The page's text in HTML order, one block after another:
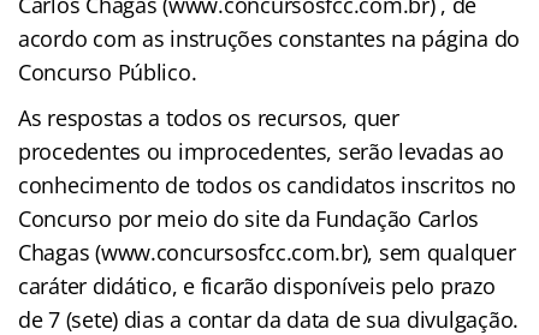
acordo com as instruções constantes na página do
Concurso Público.
As respostas a todos os recursos, quer
procedentes ou improcedentes, serão levadas ao
conhecimento de todos os candidatos inscritos no
Concurso por meio do site da Fundação Carlos
Chagas (www.concursosfcc.com.br), sem qualquer
caráter didático, e ficarão disponíveis pelo prazo
de 7 (sete) dias a contar da data de sua divulgação.